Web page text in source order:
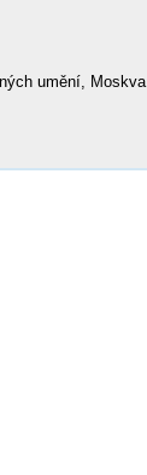
umění, Moskva